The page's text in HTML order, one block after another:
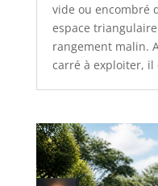
vide ou encombré
espace
rangement malin.
carré à exploiter, il